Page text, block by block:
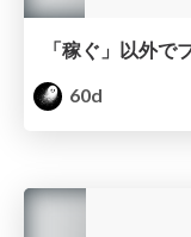
「稼ぐ」以外で
60d